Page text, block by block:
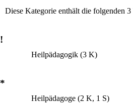
Diese Kategorie enthält die folgenden
!
Heilpädagogik (3 K)
*
Heilpädagoge (2 K, 1 S)